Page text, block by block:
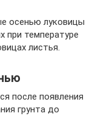
осенью луковицы
при температуре
листья.
после появления
грунта до